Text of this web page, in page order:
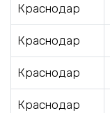
Краснодар
Краснодар
Краснодар
Краснодар